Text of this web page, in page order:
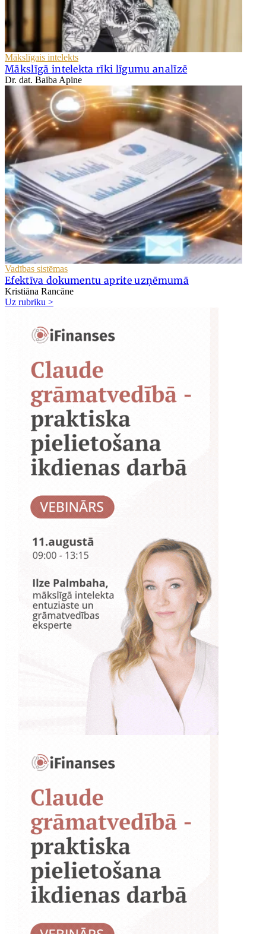
Mākslīgais intelekts
Mākslīgā intelekta rīki līgumu analīzē
Dr. dat. Baiba Apine
Vadības sistēmas
Efektīva dokumentu aprite uzņēmumā
Kristiāna Rancāne
Uz rubriku >